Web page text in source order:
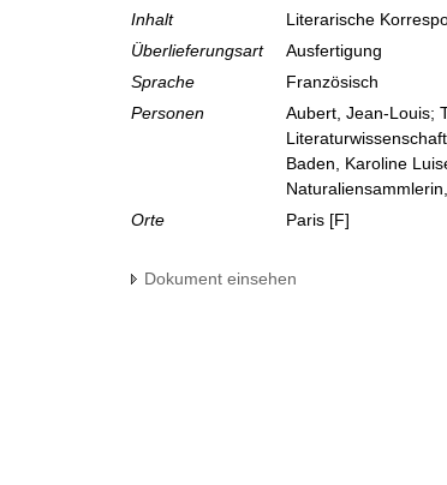
Inhalt
Literarische
Überlieferungsart
Ausfertigung
Sprache
Französisch
Personen
Aubert, Jean-Louis;
Baden, Karoline
Orte
Paris [F]
Dokument einsehen